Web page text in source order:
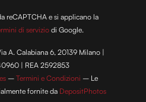
reCAPTCHA e si applicano la
di serviziodi Google.
A. Calabiana 6, 20139 Milano |
| REA 2592853
–Termini e Condizioni – Le
fornite da DepositPhotos